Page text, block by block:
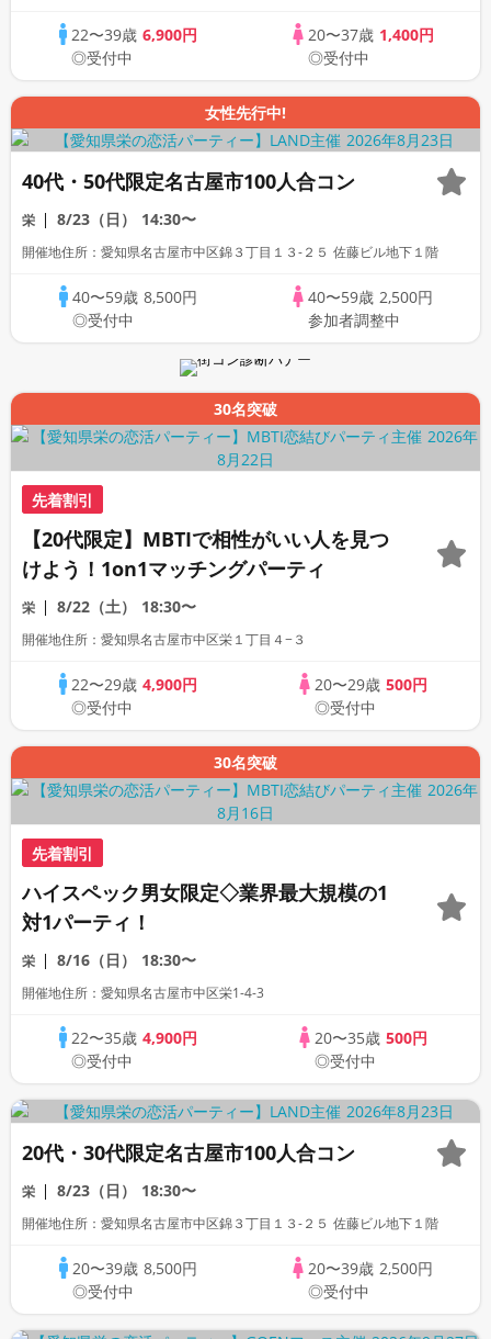
22〜39歳6,900円
◎受付中
20〜37歳 1,400円
◎受付中
女性先行中!
40代・50代限定名古屋市100人合コン
栄 8/23（日） 14:30〜
開催地住所：愛知県名古屋市中区錦３丁目１３-２５ 佐藤ビル地下１階
40〜59歳 8,500円
◎受付中
40〜59歳 2,500円
参加者調整中
30名突破
先着割引
【20代限定】MBTIで相性がいい人を見つ
けよう！1on1マッチングパーティ
栄 8/22（土） 18:30〜
開催地住所：愛知県名古屋市中区栄１丁目４−３
22〜29歳4,900円
◎受付中
20〜29歳 500円
◎受付中
30名突破
先着割引
ハイスペック男女限定◇業界最大規模の1
対1パーティ！
栄 8/16（日） 18:30〜
開催地住所：愛知県名古屋市中区栄1-4-3
22〜35歳4,900円
◎受付中
20〜35歳 500円
◎受付中
20代・30代限定名古屋市100人合コン
栄 8/23（日） 18:30〜
開催地住所：愛知県名古屋市中区錦３丁目１３-２５ 佐藤ビル地下１階
20〜39歳 8,500円
◎受付中
20〜39歳 2,500円
◎受付中